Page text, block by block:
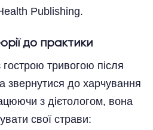
Publishing.
до практики
тривогою після
звернутися до харчування
з дієтологом, вона
свої страви: